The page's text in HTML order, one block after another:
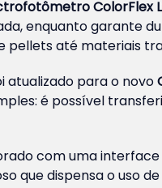
ColorFlex
enquanto garante
pellets até materiais
atualizado para o novo
é possível
com uma
que dispensa o uso